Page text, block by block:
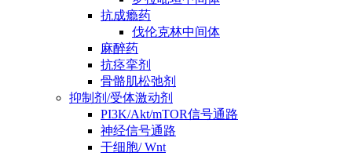
抗成瘾药
伐伦克林中间体
麻醉药
抗痉挛剂
骨骼肌松弛剂
抑制剂/受体激动剂
PI3K/Akt/mTOR信号通路
神经信号通路
干细胞/ Wnt